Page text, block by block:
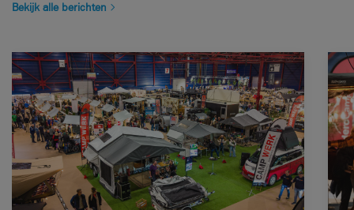
Bekijk alle berichten